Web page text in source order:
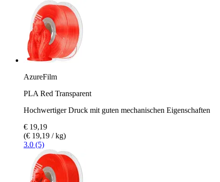
AzureFilm
PLA Red Transparent
Hochwertiger Druck mit guten mechanischen Eigenschaften
€ 19,19
(€ 19,19 / kg)
3.0 (5)